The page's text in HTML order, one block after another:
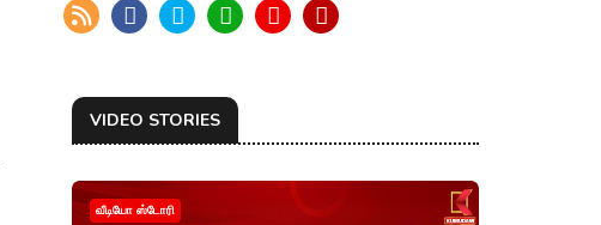
VIDEO STORIES
வீடியோ ஸ்டோரி